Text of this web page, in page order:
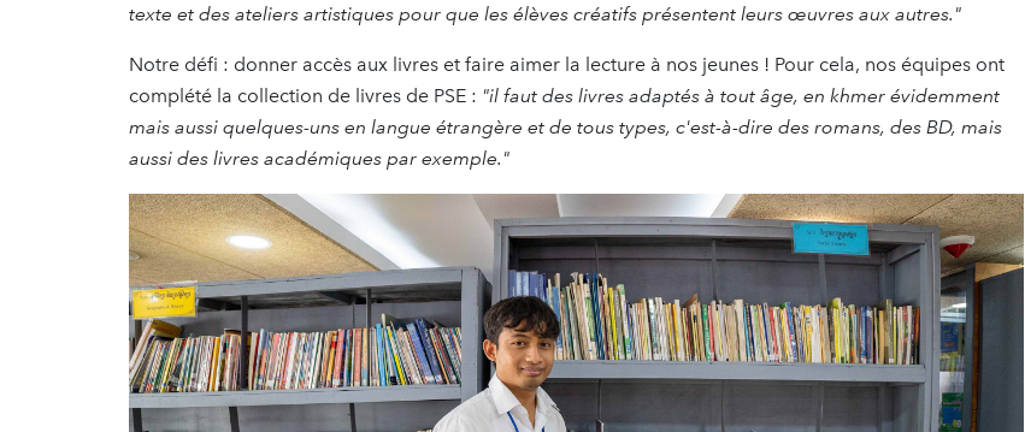
texte et des ateliers artistiques pour que les élèves créatifs présentent leurs œuvres aux autres."
Notre défi : donner accès aux livres et faire aimer la lecture à nos jeunes ! Pour cela, nos équipes ont
complété la collection de livres de PSE : "il faut des livres adaptés à tout âge, en khmer évidemment
mais aussi quelques-uns en langue étrangère et de tous types, c'est-à-dire des romans, des BD, mais
aussi des livres académiques par exemple."